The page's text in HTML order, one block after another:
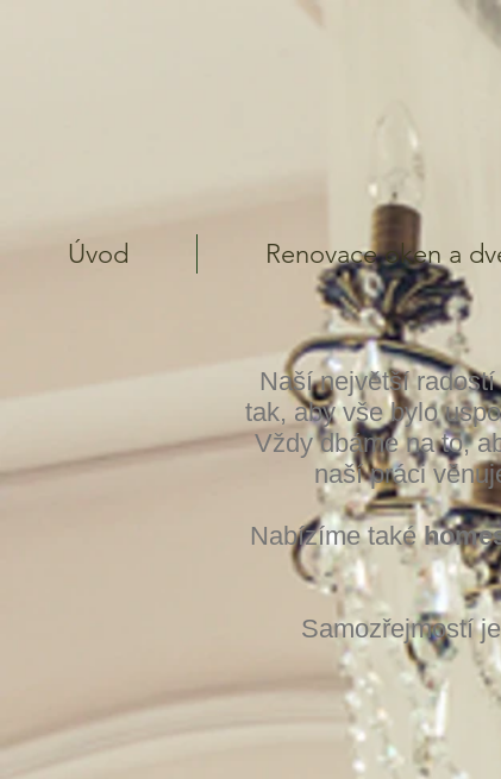
Úvod Renovace oken a
Naší největší
tak, aby vše bylo
Vždy dbáme na to,
naší práci
Nabízíme také
Samozřejmostí